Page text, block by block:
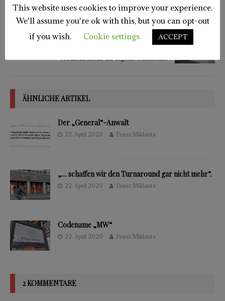
„Aviation City“ mit über 51 Millionen Euro an
Projektentwicklungs-Gewinnen
NÄCHSTER
verdient mehr als eigene Stadträtin
ÄHNLICHE ARTIKEL
Der „General“-Anwalt
22. April 2020 Franz Miklautz
„… schaffen wir den Turnaround gar nicht mehr“.
22. April 2020 Franz Miklautz
Codename „MW“
22. April 2020 Franz Miklautz
2 KOMMENTARE
This website uses cookies to improve your experience.
We'll assume you're ok with this, but you can opt-out
if you wish.
Cookie settings ACCEPT